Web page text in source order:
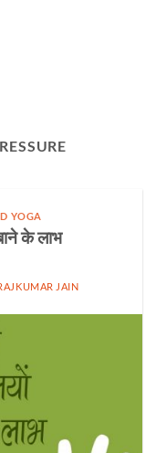
YOGA
के लाभ
JAIN